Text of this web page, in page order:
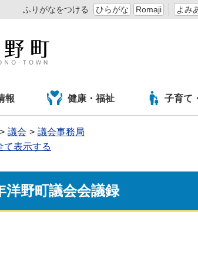
ふりがなをつける ひらがな Romaji よみ
報 健康・福祉 子育て
議会
議会事務局
て表示する
洋野町議会会議録